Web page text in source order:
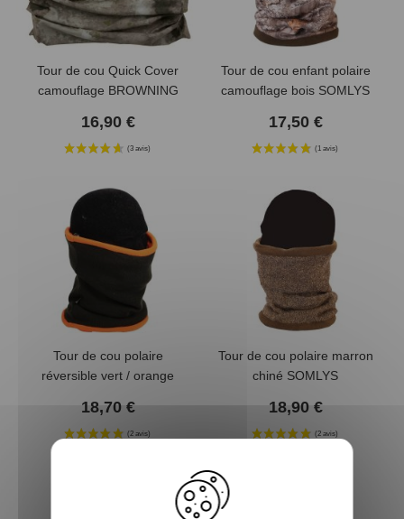
Tour de cou Quick Cover
camouflage BROWNING
16,90 €
Tour de cou enfant polaire
camouflage bois SOMLYS
17,50 €
Tour de cou polaire
réversible vert / orange
18,70 €
Tour de cou polaire marron
chiné SOMLYS
18,90 €